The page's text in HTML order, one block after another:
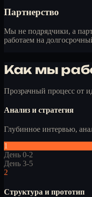
Партнерство
Мы не подрядчики, а
работаем на
Как мы
Прозрачный процесс от
Анализ и стратегия
Глубинное интервью,
1
День 0-2
День 3-5
2
Структура и прототип